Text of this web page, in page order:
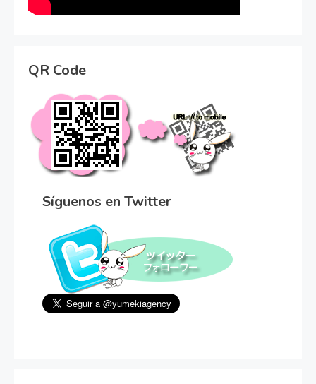
QR Code
Síguenos en Twitter